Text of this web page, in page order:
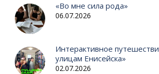
«Во мне сила рода»
06.07.2026
Интерактивное
улицам Енисейска»
02.07.2026